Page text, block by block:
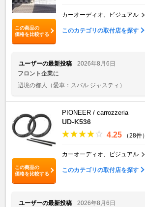
この商品の
価格を比較する
カーオーディオ、ビジュアル
このカテゴリの取付店を探す
ユーザーの最新投稿
2026年8月6日
フロント企業に
辺境の都人
（愛車：スバル ジャスティ）
この商品の
価格を比較する
PIONEER / carrozzeria
UD-K536
4.25 （28件）
カーオーディオ、ビジュアル
このカテゴリの取付店を探す
ユーザーの最新投稿 2026年8月6日